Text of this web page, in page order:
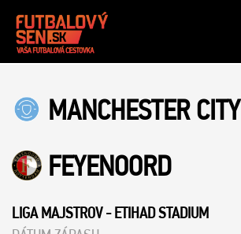
MANCHESTER CITY
FEYENOORD
LIGA MAJSTROV-ETIHAD STADIUM